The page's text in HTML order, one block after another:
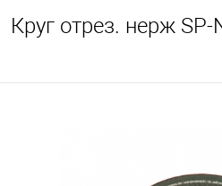
Круг отрез. нерж